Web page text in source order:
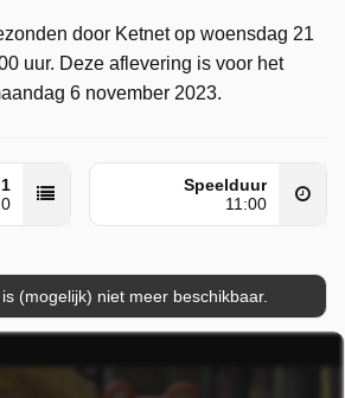
door Ketnet op woensdag 21
uur. Deze aflevering is voor het
6 november 2023.
Speelduur
11:00
(mogelijk) niet meer beschikbaar.